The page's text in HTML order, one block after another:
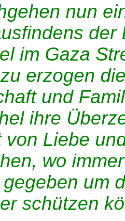
nun
der
im Gaza
erzogen
und
ihre
von Liebe
wo
um
schützen